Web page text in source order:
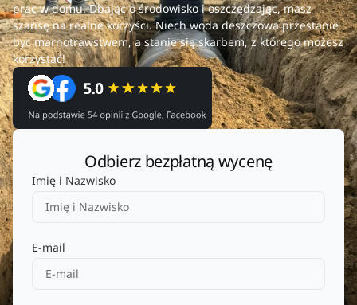
prac w domu. Dbając o środowisko i oszczędzając, masz
szansę na realne korzyści. Niech woda deszczowa przestanie
być marnotrawstwem, a stanie się skarbem, z którego możesz
korzystać!
Odbierz bezpłatną wycenę
Imię i Nazwisko
E-mail